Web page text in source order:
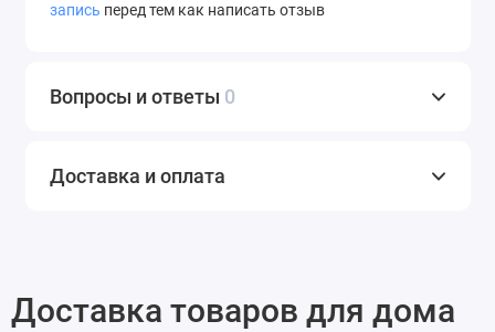
запись перед тем как написать отзыв
Вопросы и ответы 0
Доставка и оплата
Доставка товаров для дома